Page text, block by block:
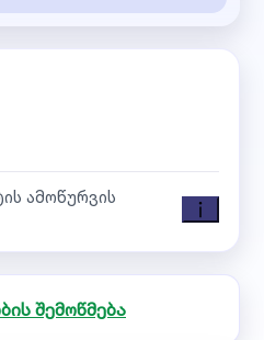
ამოწურვის
შემოწმება